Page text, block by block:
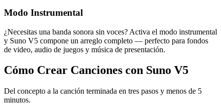
Modo Instrumental
¿Necesitas una banda sonora sin voces? Activa el modo instrumental
y Suno V5 compone un arreglo completo — perfecto para fondos
de video, audio de juegos y música de presentación.
Cómo Crear Canciones con Suno V5
Del concepto a la canción terminada en tres pasos y menos de 5
minutos.